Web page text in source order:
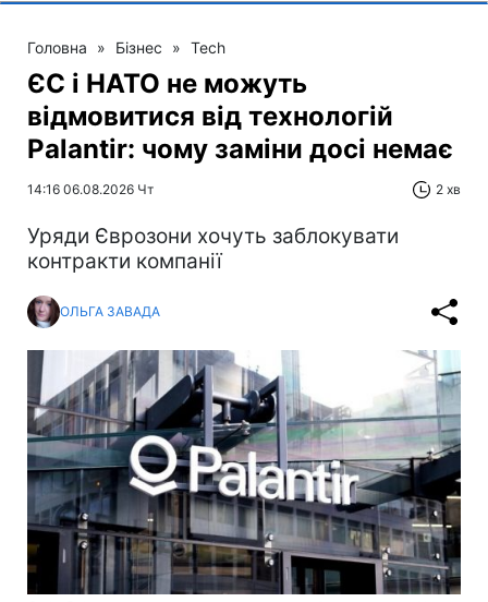
Головна » Бізнес » Tech
ЄС і НАТО не можуть
відмовитися від технологій
Palantir: чому заміни досі немає
14:16 06.08.2026 Чт 2 хв
Уряди Єврозони хочуть заблокувати
контракти компанії
ОЛЬГА ЗАВАДА